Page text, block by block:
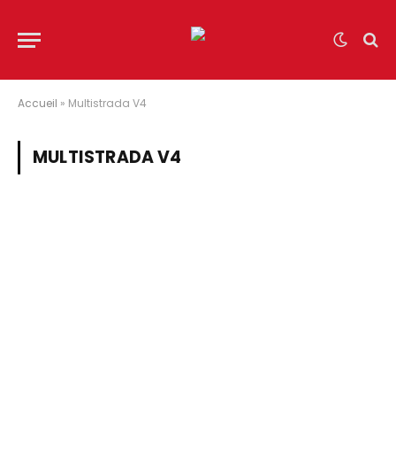
Accueil » Multistrada V4
MULTISTRADA V4